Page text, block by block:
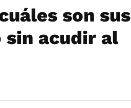
son sus
acudir al